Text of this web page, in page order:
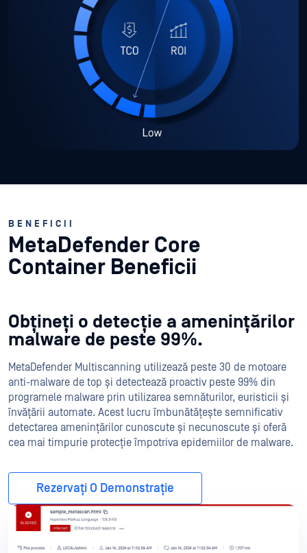
BENEFICII
MetaDefender Core
Container Beneficii
Obțineți o detecție a amenințărilor
malware de peste 99%.
MetaDefender Multiscanning utilizează peste 30 de motoare
anti-malware de top și detectează proactiv peste 99% din
programele malware prin utilizarea semnăturilor, euristicii și
învățării automate. Acest lucru îmbunătățește semnificativ
detectarea amenințărilor cunoscute și necunoscute și oferă
cea mai timpurie protecție împotriva epidemiilor de malware.
Rezervați O Demonstrație